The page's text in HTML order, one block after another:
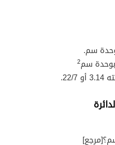
سم.
سم2